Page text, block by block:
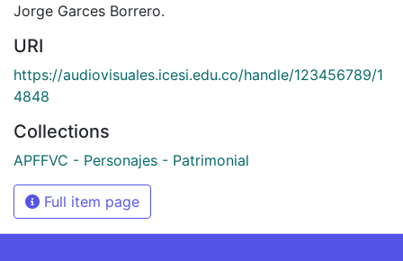
Jorge Garces Borrero.
URI
https://audiovisuales.icesi.edu.co/handle/123456789/1
4848
Collections
APFFVC - Personajes - Patrimonial
Full item page